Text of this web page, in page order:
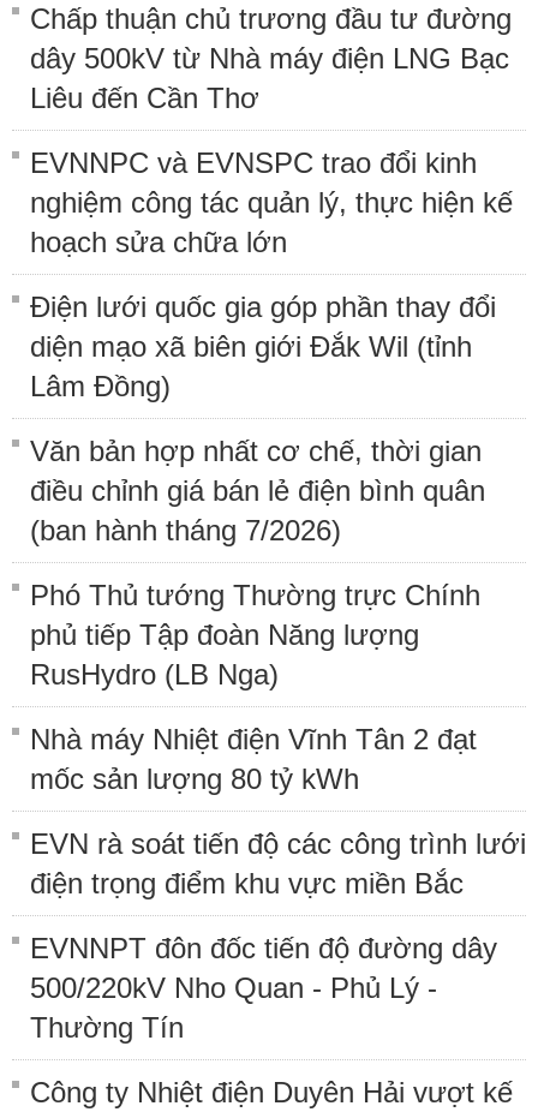
Chấp thuận chủ trương đầu tư đường
dây 500kV từ Nhà máy điện LNG Bạc
Liêu đến Cần Thơ
EVNNPC và EVNSPC trao đổi kinh
nghiệm công tác quản lý, thực hiện kế
hoạch sửa chữa lớn
Điện lưới quốc gia góp phần thay đổi
diện mạo xã biên giới Đắk Wil (tỉnh
Lâm Đồng)
Văn bản hợp nhất cơ chế, thời gian
điều chỉnh giá bán lẻ điện bình quân
(ban hành tháng 7/2026)
Phó Thủ tướng Thường trực Chính
phủ tiếp Tập đoàn Năng lượng
RusHydro (LB Nga)
Nhà máy Nhiệt điện Vĩnh Tân 2 đạt
mốc sản lượng 80 tỷ kWh
EVN rà soát tiến độ các công trình lưới
điện trọng điểm khu vực miền Bắc
EVNNPT đôn đốc tiến độ đường dây
500/220kV Nho Quan - Phủ Lý -
Thường Tín
Công ty Nhiệt điện Duyên Hải vượt kế